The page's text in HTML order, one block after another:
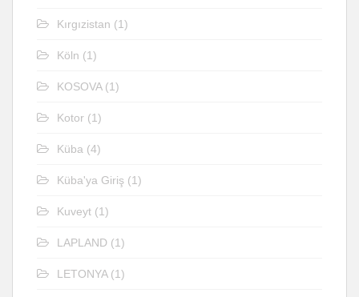
Kırgızistan (1)
Köln (1)
KOSOVA(1)
Kotor (1)
Küba (4)
Küba'ya Giriş (1)
Kuveyt (1)
LAPLAND (1)
LETONYA(1)